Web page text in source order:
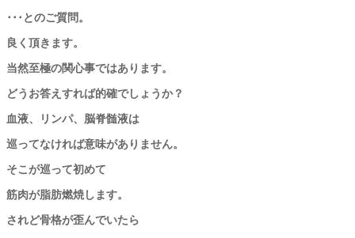
･･･とのご質問。
良く頂きます。
当然至極の関心事ではあります。
どうお答えすれば的確でしょうか？
血液、リンパ、脳脊髄液は
巡ってなければ意味がありません。
そこが巡って初めて
筋肉が脂肪燃焼します。
されど骨格が歪んでいたら